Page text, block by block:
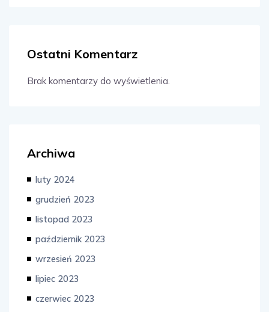
Ostatni Komentarz
Brak komentarzy do wyświetlenia.
Archiwa
luty 2024
grudzień 2023
listopad 2023
październik 2023
wrzesień 2023
lipiec 2023
czerwiec 2023